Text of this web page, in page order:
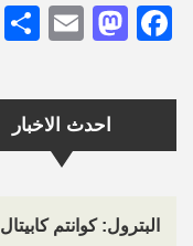
احدث الاخبار
البترول: كوانتم